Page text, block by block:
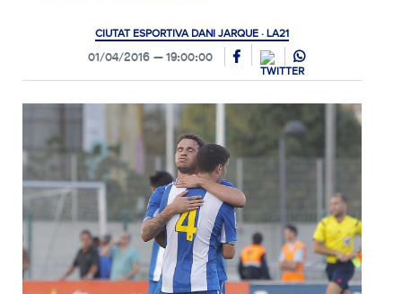
CIUTAT ESPORTIVA DANI JARQUE · LA21
01/04/2016 19:00:00